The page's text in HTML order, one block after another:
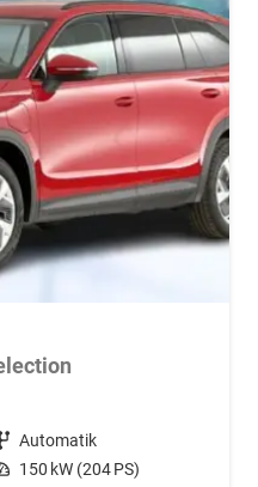
Getriebe Automatik
Leistung 150 kW (204 PS)